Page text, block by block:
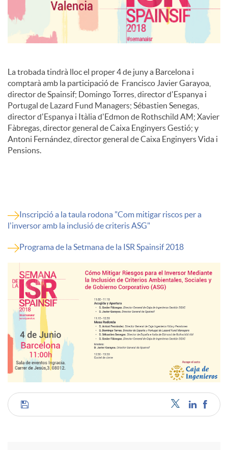
La trobada tindrà lloc el proper 4 de juny a Barcelona i
comptarà amb la participació de Francisco Javier Garayoa,
director de Spainsif; Domingo Torres, director d'Espanya i
Portugal de Lazard Fund Managers; Sébastien Senegas,
director d'Espanya i Itàlia d'Edmon de Rothschild AM; Xavier
Fàbregas, director general de Caixa Enginyers Gestió; y
Antoni Fernández, director general de Caixa Enginyers Vida i
Pensions.
Inscripció a la taula rodona "Com mitigar riscos per a
l'inversor amb la inclusió de criteris ASG"
Programa de la Setmana de la ISR Spainsif 2018
C